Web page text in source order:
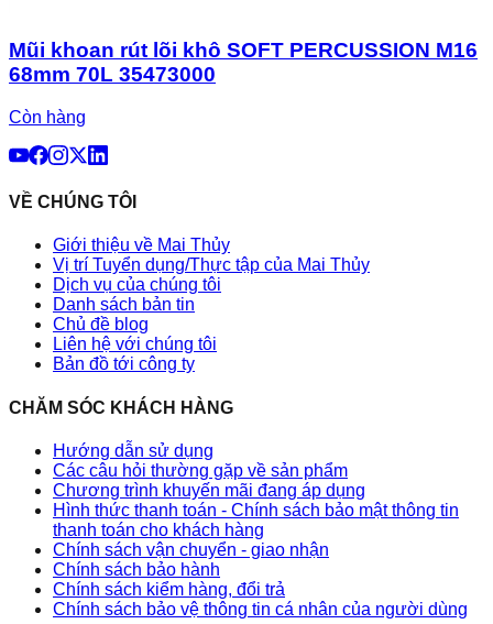
Mũi khoan rút lõi khô SOFT PERCUSSION M16
68mm 70L 35473000
Còn hàng
VỀ CHÚNG TÔI
Giới thiệu về Mai Thủy
Vị trí Tuyển dụng/Thực tập của Mai Thủy
Dịch vụ của chúng tôi
Danh sách bản tin
Chủ đề blog
Liên hệ với chúng tôi
Bản đồ tới công ty
CHĂM SÓC KHÁCH HÀNG
Hướng dẫn sử dụng
Các câu hỏi thường gặp về sản phẩm
Chương trình khuyến mãi đang áp dụng
Hình thức thanh toán - Chính sách bảo mật thông tin
thanh toán cho khách hàng
Chính sách vận chuyển - giao nhận
Chính sách bảo hành
Chính sách kiểm hàng, đổi trả
Chính sách bảo vệ thông tin cá nhân của người dùng